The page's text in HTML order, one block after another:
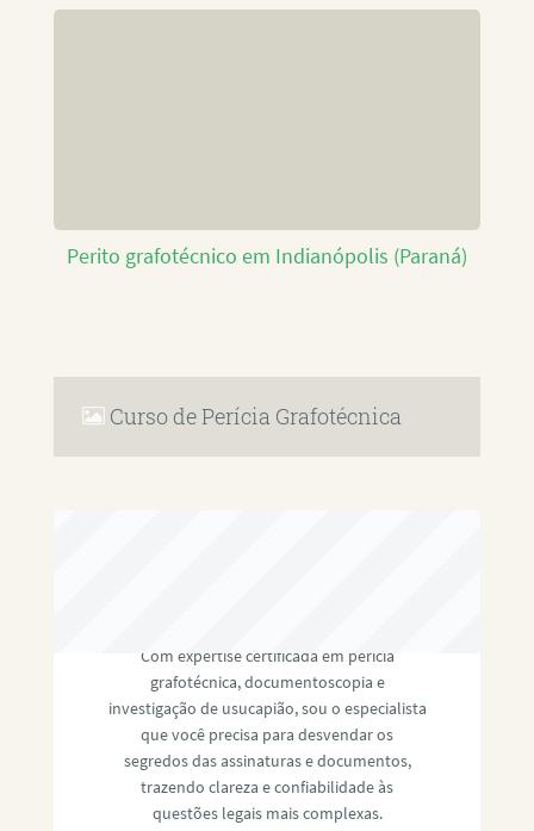
Perito grafotécnico em Indianópolis (Paraná)
Curso de Perícia Grafotécnica
Com expertise certificada em perícia
grafotécnica, documentoscopia e
investigação de usucapião, sou o especialista
que você precisa para desvendar os
segredos das assinaturas e documentos,
trazendo clareza e confiabilidade às
questões legais mais complexas.